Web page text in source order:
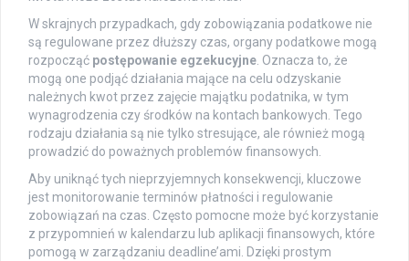
W skrajnych przypadkach, gdy zobowiązania podatkowe nie
są regulowane przez dłuższy czas, organy podatkowe mogą
rozpocząć postępowanie egzekucyjne. Oznacza to, że
mogą one podjąć działania mające na celu odzyskanie
należnych kwot przez zajęcie majątku podatnika, w tym
wynagrodzenia czy środków na kontach bankowych. Tego
rodzaju działania są nie tylko stresujące, ale również mogą
prowadzić do poważnych problemów finansowych.
Aby uniknąć tych nieprzyjemnych konsekwencji, kluczowe
jest monitorowanie terminów płatności i regulowanie
zobowiązań na czas. Często pomocne może być korzystanie
z przypomnień w kalendarzu lub aplikacji finansowych, które
pomogą w zarządzaniu deadline’ami. Dzięki prostym